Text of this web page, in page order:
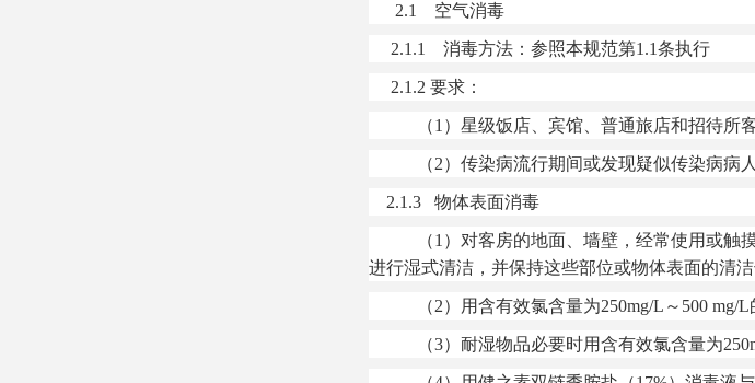
2.1 空气消毒
2.1.1 消毒方法：参照本规范第1.1条执行
2.1.2 要求：
（1）星级饭店、宾馆、普通旅店和招待所客
（2）传染病流行期间或发现疑似传染病病人
2.1.3 物体表面消毒
（1）对客房的地面、墙壁，经常使用或触摸
进行湿式清洁，并保持这些部位或物体表面的清
（2）用含有效氯含量为250mg/L～500 mg/L
（3）耐湿物品必要时用含有效氯含量为